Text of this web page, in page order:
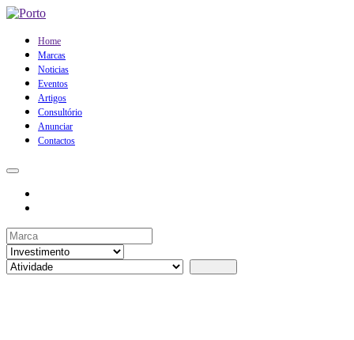
Home
Marcas
Noticias
Eventos
Artigos
Consultório
Anunciar
Contactos